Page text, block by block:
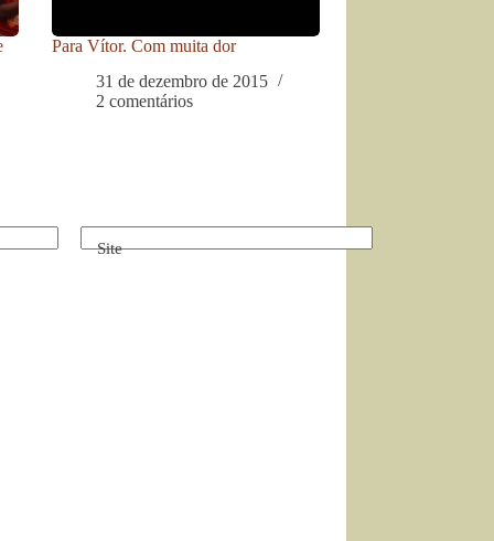
Para Vítor. Com muita dor
31 de dezembro de 2015
2 comentários
Site